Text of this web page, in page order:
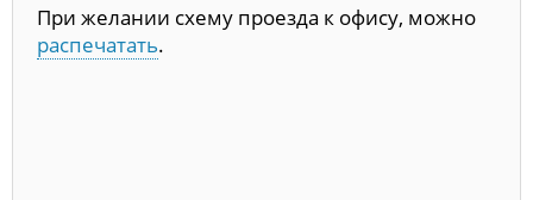
При желании схему проезда к офису, можно
распечатать.